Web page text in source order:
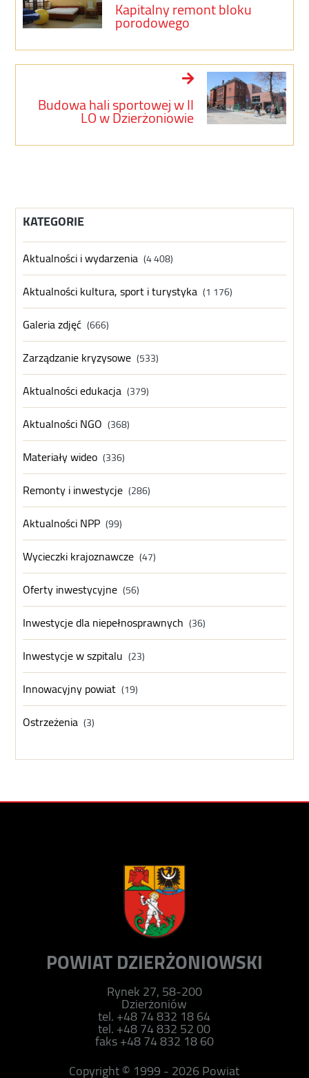
Kapitalny remont bloku
porodowego
Budowa hali sportowej w II
LO w Dzierżoniowie
KATEGORIE
Aktualności i wydarzenia (4 408)
Aktualności kultura, sport i turystyka (1 176)
Galeria zdjęć (666)
Zarządzanie kryzysowe (533)
Aktualności edukacja (379)
Aktualności NGO (368)
Materiały wideo (336)
Remonty i inwestycje (286)
Aktualności NPP (99)
Wycieczki krajoznawcze (47)
Oferty inwestycyjne (56)
Inwestycje dla niepełnosprawnych (36)
Inwestycje w szpitalu (23)
Innowacyjny powiat (19)
Ostrzeżenia (3)
POWIAT DZIERŻONIOWSKI
Rynek 27, 58-200
Dzierżoniów
tel. +48 74 832 18 64
tel. +48 74 832 52 00
faks +48 74 832 18 60
Copyright © 1999 - 2026 Powiat